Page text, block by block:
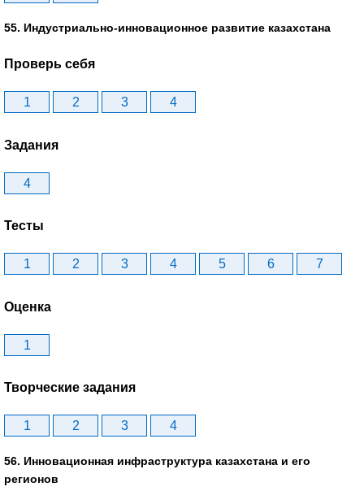
55. Индустриально-инновационное развитие казахстана
Проверь себя
1 2 3 4
Задания
4
Тесты
1 2 3 4 5 6 7
Оценка
1
Творческие задания
1 2 3 4
56. Инновационная инфраструктура казахстана и его
регионов